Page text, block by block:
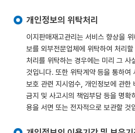
개인정보의 위탁처리
이지판매재고관리는 서비스 향상을
보를 외부전문업체에 위탁하여 처리
처리를 위탁하는 경우에는 미리 그 사
것입니다. 또한 위탁계약 등을 통하여
보호 관련 지시엄수, 개인정보에 관한
금지 및 사고시의 책임부담 등을 명확
용을 서면 또는 전자적으로 보관할 것